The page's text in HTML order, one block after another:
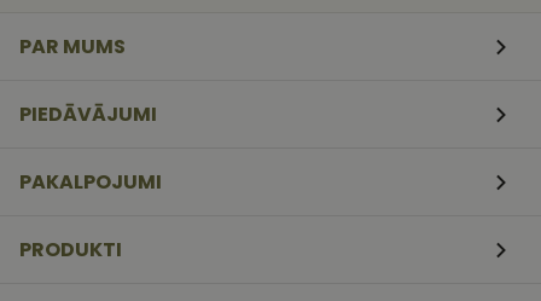
PAR MUMS
PIEDĀVĀJUMI
PAKALPOJUMI
PRODUKTI
CookieScriptConsent
Šo sīkfailu
atcerētos
sīkfailu